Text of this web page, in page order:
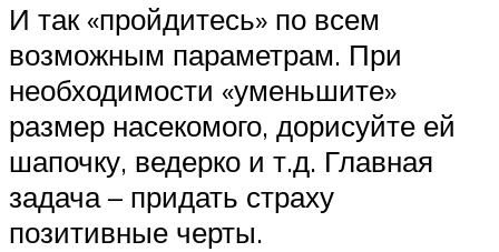
И так «пройдитесь» по всем
возможным параметрам. При
необходимости «уменьшите»
размер насекомого, дорисуйте ей
шапочку, ведерко и т.д. Главная
задача – придать страху
позитивные черты.